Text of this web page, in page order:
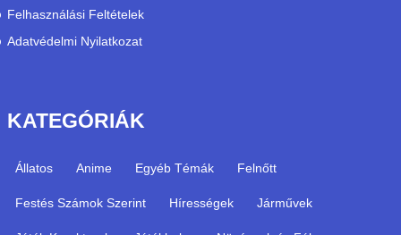
Felhasználási Feltételek
Adatvédelmi Nyilatkozat
KATEGÓRIÁK
Állatos Anime Egyéb Témák Felnőtt
Festés Számok Szerint Hírességek Járművek